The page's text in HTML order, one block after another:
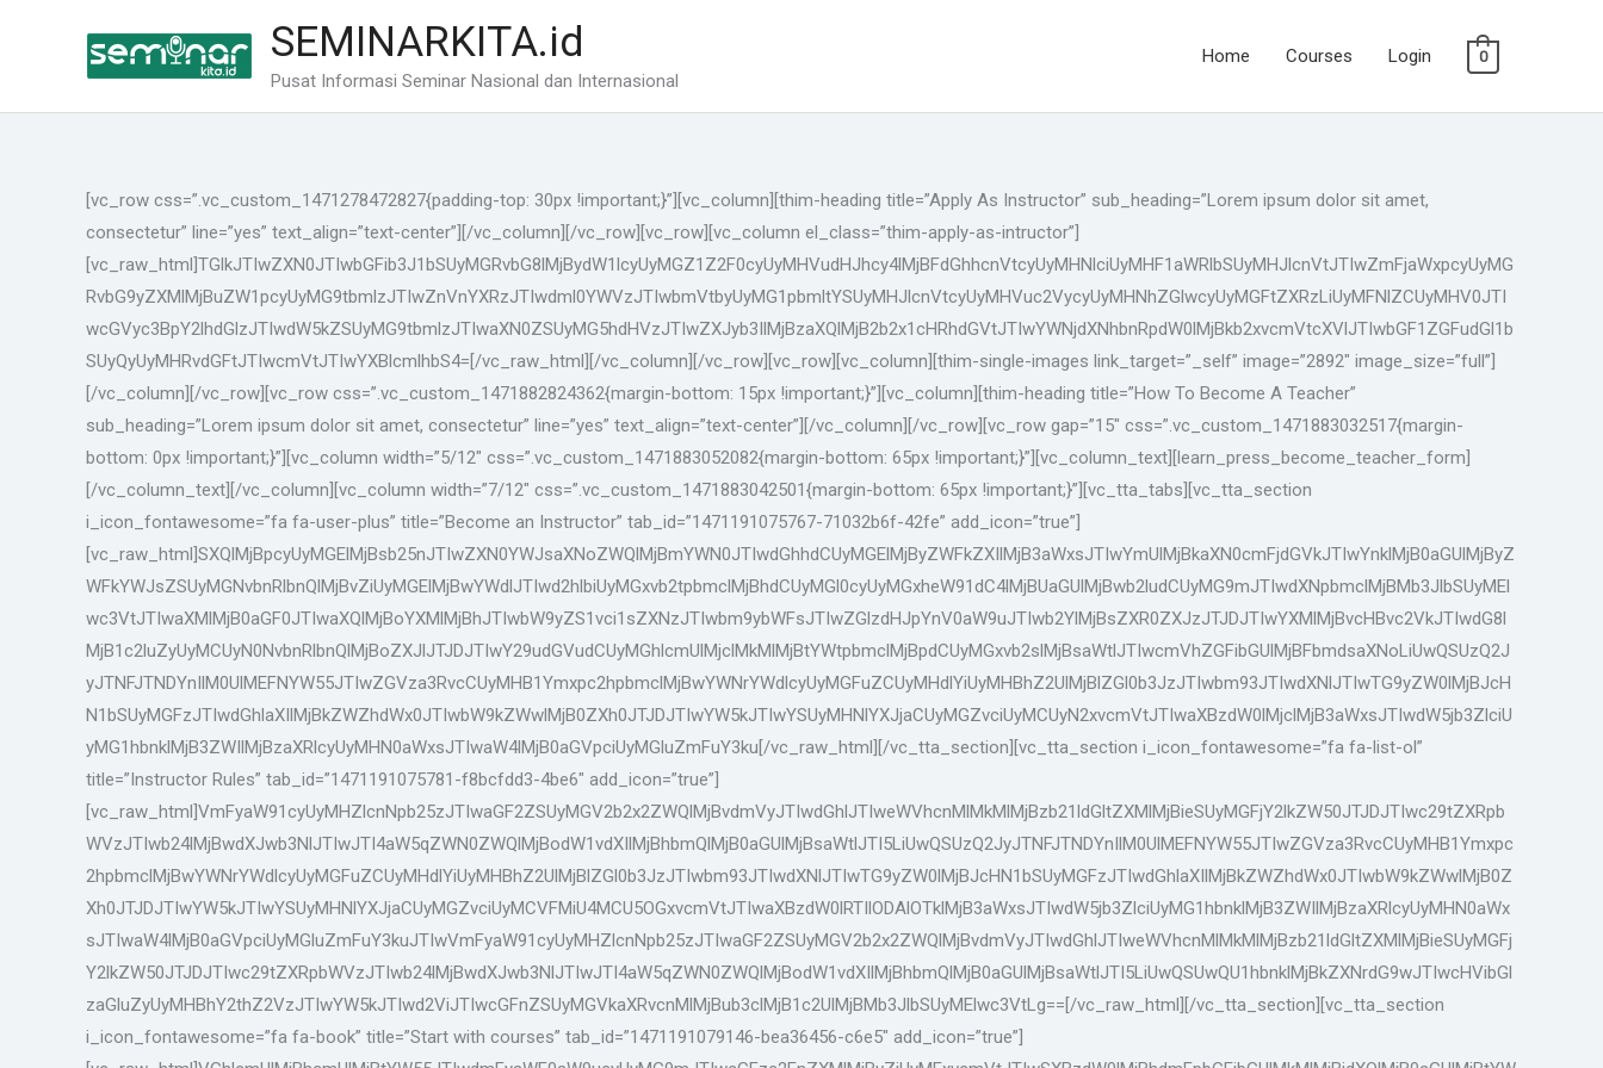
SEMINARKITA.id
Pusat Informasi Seminar Nasional dan Internasional
Home Courses Login 0
[vc_row css=”.vc_custom_1471278472827{padding-top: 30px !important;}”][vc_column][thim-heading title=”Apply As Instructor” sub_heading=”Lorem ipsum dolor sit amet,
consectetur” line=”yes” text_align=”text-center”][/vc_column][/vc_row][vc_row][vc_column el_class=”thim-apply-as-intructor”]
[vc_raw_html]TGlkJTIwZXN0JTIwbGFib3J1bSUyMGRvbG8lMjBydW1lcyUyMGZ1Z2F0cyUyMHVudHJhcy4lMjBFdGhhcnVtcyUyMHNlciUyMHF1aWRlbSUyMHJlcnVtJTIwZmFjaWxpcyUyMG
RvbG9yZXMlMjBuZW1pcyUyMG9tbmlzJTIwZnVnYXRzJTIwdml0YWVzJTIwbmVtbyUyMG1pbmltYSUyMHJlcnVtcyUyMHVuc2VycyUyMHNhZGlwcyUyMGFtZXRzLiUyMFNlZCUyMHV0JTI
wcGVyc3BpY2lhdGlzJTIwdW5kZSUyMG9tbmlzJTIwaXN0ZSUyMG5hdHVzJTIwZXJyb3IlMjBzaXQlMjB2b2x1cHRhdGVtJTIwYWNjdXNhbnRpdW0lMjBkb2xvcmVtcXVlJTIwbGF1ZGFudGl1b
SUyQyUyMHRvdGFtJTIwcmVtJTIwYXBlcmlhbS4=[/vc_raw_html][/vc_column][/vc_row][vc_row][vc_column][thim-single-images link_target=”_self” image=”2892″ image_size=”full”]
[/vc_column][/vc_row][vc_row css=”.vc_custom_1471882824362{margin-bottom: 15px !important;}”][vc_column][thim-heading title=”How To Become A Teacher”
sub_heading=”Lorem ipsum dolor sit amet, consectetur” line=”yes” text_align=”text-center”][/vc_column][/vc_row][vc_row gap=”15″ css=”.vc_custom_1471883032517{margin-
bottom: 0px !important;}”][vc_column width=”5/12″ css=”.vc_custom_1471883052082{margin-bottom: 65px !important;}”][vc_column_text][learn_press_become_teacher_form]
[/vc_column_text][/vc_column][vc_column width=”7/12″ css=”.vc_custom_1471883042501{margin-bottom: 65px !important;}”][vc_tta_tabs][vc_tta_section
i_icon_fontawesome=”fa fa-user-plus” title=”Become an Instructor” tab_id=”1471191075767-71032b6f-42fe” add_icon=”true”]
[vc_raw_html]SXQlMjBpcyUyMGElMjBsb25nJTIwZXN0YWJsaXNoZWQlMjBmYWN0JTIwdGhhdCUyMGElMjByZWFkZXIlMjB3aWxsJTIwYmUlMjBkaXN0cmFjdGVkJTIwYnklMjB0aGUlMjByZ
WFkYWJsZSUyMGNvbnRlbnQlMjBvZiUyMGElMjBwYWdlJTIwd2hlbiUyMGxvb2tpbmclMjBhdCUyMGl0cyUyMGxheW91dC4lMjBUaGUlMjBwb2ludCUyMG9mJTIwdXNpbmclMjBMb3JlbSUyMEl
wc3VtJTIwaXMlMjB0aGF0JTIwaXQlMjBoYXMlMjBhJTIwbW9yZS1vci1sZXNzJTIwbm9ybWFsJTIwZGlzdHJpYnV0aW9uJTIwb2YlMjBsZXR0ZXJzJTJDJTIwYXMlMjBvcHBvc2VkJTIwdG8l
MjB1c2luZyUyMCUyN0NvbnRlbnQlMjBoZXJlJTJDJTIwY29udGVudCUyMGhlcmUlMjclMkMlMjBtYWtpbmclMjBpdCUyMGxvb2slMjBsaWtlJTIwcmVhZGFibGUlMjBFbmdsaXNoLiUwQSUzQ2J
yJTNFJTNDYnIlM0UlMEFNYW55JTIwZGVza3RvcCUyMHB1Ymxpc2hpbmclMjBwYWNrYWdlcyUyMGFuZCUyMHdlYiUyMHBhZ2UlMjBlZGl0b3JzJTIwbm93JTIwdXNlJTIwTG9yZW0lMjBJcH
N1bSUyMGFzJTIwdGhlaXIlMjBkZWZhdWx0JTIwbW9kZWwlMjB0ZXh0JTJDJTIwYW5kJTIwYSUyMHNlYXJjaCUyMGZvciUyMCUyN2xvcmVtJTIwaXBzdW0lMjclMjB3aWxsJTIwdW5jb3ZlciU
yMG1hbnklMjB3ZWIlMjBzaXRlcyUyMHN0aWxsJTIwaW4lMjB0aGVpciUyMGluZmFuY3ku[/vc_raw_html][/vc_tta_section][vc_tta_section i_icon_fontawesome=”fa fa-list-ol”
title=”Instructor Rules” tab_id=”1471191075781-f8bcfdd3-4be6″ add_icon=”true”]
[vc_raw_html]VmFyaW91cyUyMHZlcnNpb25zJTIwaGF2ZSUyMGV2b2x2ZWQlMjBvdmVyJTIwdGhlJTIweWVhcnMlMkMlMjBzb21ldGltZXMlMjBieSUyMGFjY2lkZW50JTJDJTIwc29tZXRpb
WVzJTIwb24lMjBwdXJwb3NlJTIwJTI4aW5qZWN0ZWQlMjBodW1vdXIlMjBhbmQlMjB0aGUlMjBsaWtlJTI5LiUwQSUzQ2JyJTNFJTNDYnIlM0UlMEFNYW55JTIwZGVza3RvcCUyMHB1Ymxpc
2hpbmclMjBwYWNrYWdlcyUyMGFuZCUyMHdlYiUyMHBhZ2UlMjBlZGl0b3JzJTIwbm93JTIwdXNlJTIwTG9yZW0lMjBJcHN1bSUyMGFzJTIwdGhlaXIlMjBkZWZhdWx0JTIwbW9kZWwlMjB0Z
Xh0JTJDJTIwYW5kJTIwYSUyMHNlYXJjaCUyMGZvciUyMCVFMiU4MCU5OGxvcmVtJTIwaXBzdW0lRTIlODAlOTklMjB3aWxsJTIwdW5jb3ZlciUyMG1hbnklMjB3ZWIlMjBzaXRlcyUyMHN0aWx
sJTIwaW4lMjB0aGVpciUyMGluZmFuY3kuJTIwVmFyaW91cyUyMHZlcnNpb25zJTIwaGF2ZSUyMGV2b2x2ZWQlMjBvdmVyJTIwdGhlJTIweWVhcnMlMkMlMjBzb21ldGltZXMlMjBieSUyMGFj
Y2lkZW50JTJDJTIwc29tZXRpbWVzJTIwb24lMjBwdXJwb3NlJTIwJTI4aW5qZWN0ZWQlMjBodW1vdXIlMjBhbmQlMjB0aGUlMjBsaWtlJTI5LiUwQSUwQU1hbnklMjBkZXNrdG9wJTIwcHVibGl
zaGluZyUyMHBhY2thZ2VzJTIwYW5kJTIwd2ViJTIwcGFnZSUyMGVkaXRvcnMlMjBub3clMjB1c2UlMjBMb3JlbSUyMElwc3VtLg==[/vc_raw_html][/vc_tta_section][vc_tta_section
i_icon_fontawesome=”fa fa-book” title=”Start with courses” tab_id=”1471191079146-bea36456-c6e5″ add_icon=”true”]